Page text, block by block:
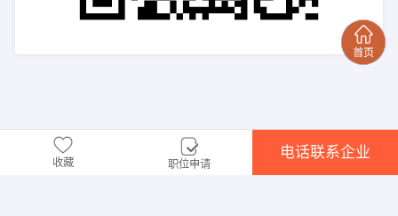
收藏 职位申请
电话联系企业